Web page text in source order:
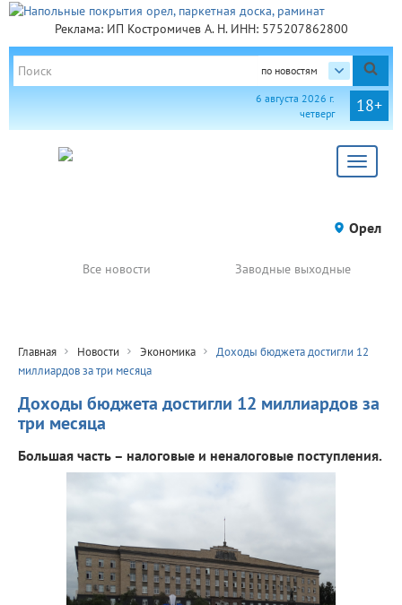
Реклама: ИП Костромичев А. Н. ИНН: 575207862800
по новостям
18+
6 августа 2026 г.
четверг
Toggle
Орел
Все новости Заводные выходные
Главная Новости Экономика
Доходы бюджета достигли 12
миллиардов за три месяца
Доходы бюджета достигли 12 миллиардов за
три месяца
Большая часть – налоговые и неналоговые поступления.